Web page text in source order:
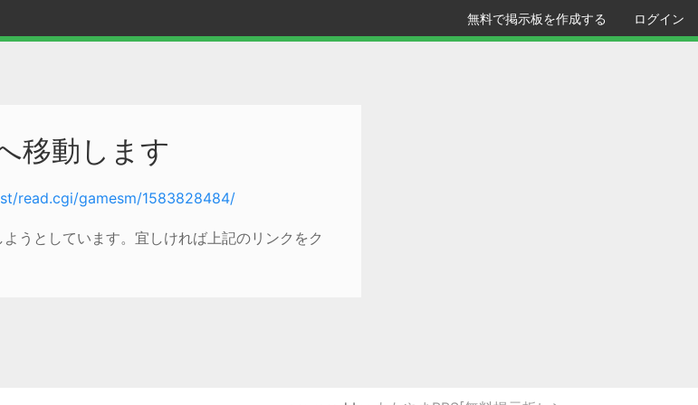
無料で掲示板を作成する ログイン
移動します
read.cgi/gamesm/1583828484/
うとしています。宜しければ上記のリンクをク